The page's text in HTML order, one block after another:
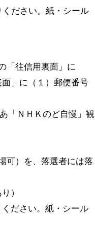
ください。紙・シール
「往信用裏面」に
」に（１）郵便番号
「ＮＨＫのど自慢」観
可）を、落選者には落
）
ださい。紙・シール